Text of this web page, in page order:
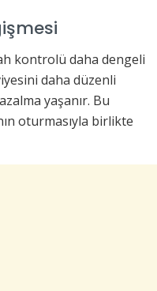
kontrolü daha dengeli
daha düzenli
yaşanır. Bu
oturmasıyla birlikte